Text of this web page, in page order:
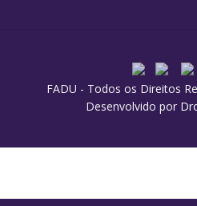
FADU - Todos os Direitos
Desenvolvido por